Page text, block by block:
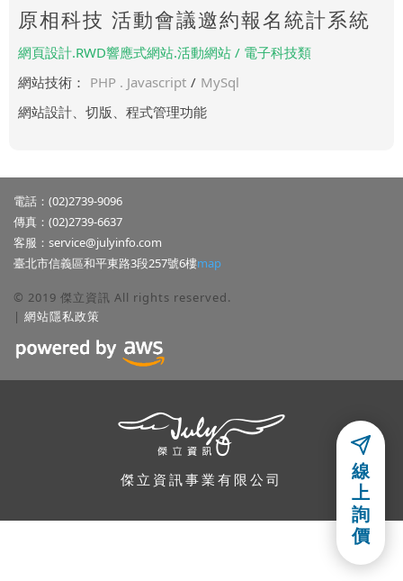
本公司關心使用者隱私權與個人資訊,並遵守本公司的網站隱私政策,使
用者若有任何問題,可以參考本公司的「網站隱私政策
」,或利用電子郵
原相科技 活動會議邀約報名統計系統
網頁設計.RWD響應式網站.活動網站 / 電子科技類
網站技術： PHP . Javascript / MySql
網站設計、切版、程式管理功能
傑立資訊事業有限公司
電話：(02)2739-9096
傳真：(02)2739-6637
客服： service@julyinfo.com
臺北市信義區和平東路3段257號6樓map
© 2019 傑立資訊 All rights reserved.
| 網站隱私政策
線
上
詢
價